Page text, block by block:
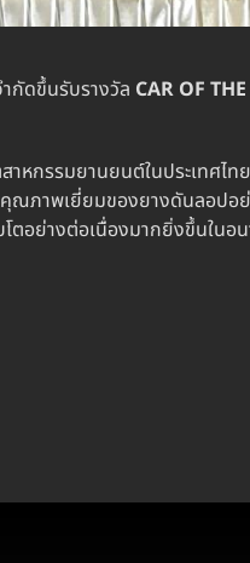
กัดขึ้นรับรางวัล CAR OF
หกรรมยานยนต์ในประเทศ
ณภาพเยี่ยมของยางดันลอป
อย่างต่อเนื่องมากยิ่งขึ้นในอ